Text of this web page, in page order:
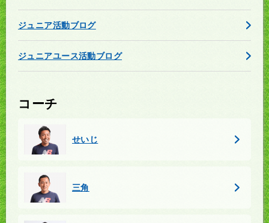
ジュニア活動ブログ
ジュニアユース活動ブログ
コーチ
せいじ
三角